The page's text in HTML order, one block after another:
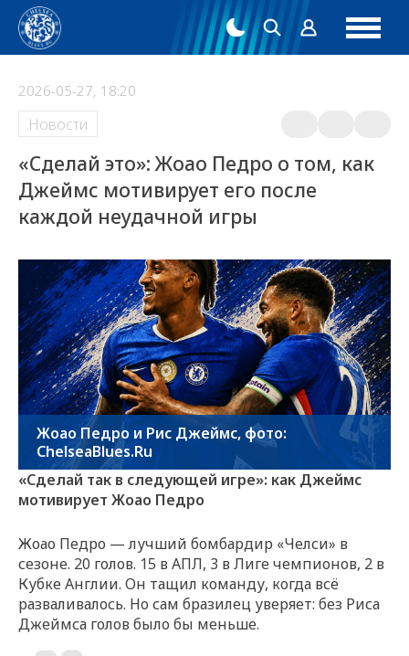
2026-05-27, 18:20
Новости
«Сделай это»: Жоао Педро о том, как
Джеймс мотивирует его после
каждой неудачной игры
Жоао Педро и Рис Джеймс, фото:
ChelseaBlues.Ru
«Сделай так в следующей игре»: как Джеймс
мотивирует Жоао Педро
Жоао Педро — лучший бомбардир «Челси» в
сезоне. 20 голов. 15 в АПЛ, 3 в Лиге чемпионов, 2 в
Кубке Англии. Он тащил команду, когда всё
разваливалось. Но сам бразилец уверяет: без Риса
Джеймса голов было бы меньше.